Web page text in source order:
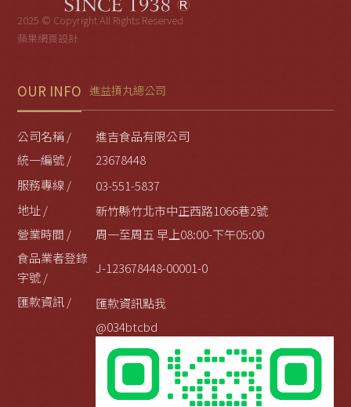
2025 © Copyright All Rights Reserved
蘋果網頁設計
OUR INFO 進益摃丸總公司
公司名稱 /
進吉食品有限公司
統一編號 /
23678448
服務專線 /
03-551-5837
地址 /
新竹縣竹北市中正西路1066巷2號
營業時間 /
周一至周五 早上08:00-下午05:00
食品業者登錄
字號 /
J-123678448-00001-0
匯款資訊 / 匯款資訊點我
@034btcbd